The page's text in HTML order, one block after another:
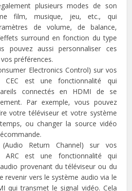
plusieurs modes de son
film, musique, jeu, etc., qui
de volume, de balance,
surround en fonction du type
pouvez aussi personnaliser ces
préférences.
Electronics Control) sur vos
CEC est une fonctionnalité qui
connectés en HDMI de se
Par exemple, vous pouvez
votre téléviseur et votre système
ou changer la source vidéo
(Audio Return Channel) sur vos
ARC est une fonctionnalité qui
provenant du téléviseur ou du
revenir vers le système audio via le
qui transmet le signal vidéo. Cela